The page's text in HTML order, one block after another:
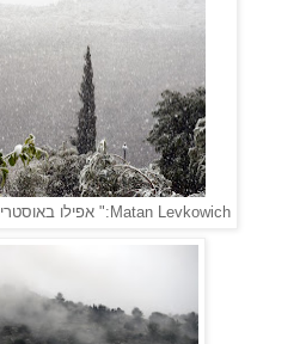
Matan Levkowich :" אפילו